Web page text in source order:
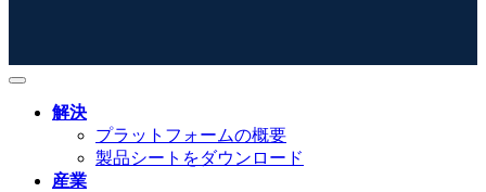
解決
プラットフォームの概要
製品シートをダウンロード
産業